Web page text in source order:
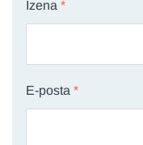
Izena *
E-posta *